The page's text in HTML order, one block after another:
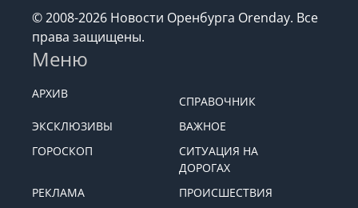
© 2008-2026 Новости Оренбурга Orenday. Все
права защищены.
Меню
АРХИВ
СПРАВОЧНИК
ЭКСКЛЮЗИВЫ
ВАЖНОЕ
ГОРОСКОП
СИТУАЦИЯ НА
ДОРОГАХ
РЕКЛАМА
ПРОИСШЕСТВИЯ